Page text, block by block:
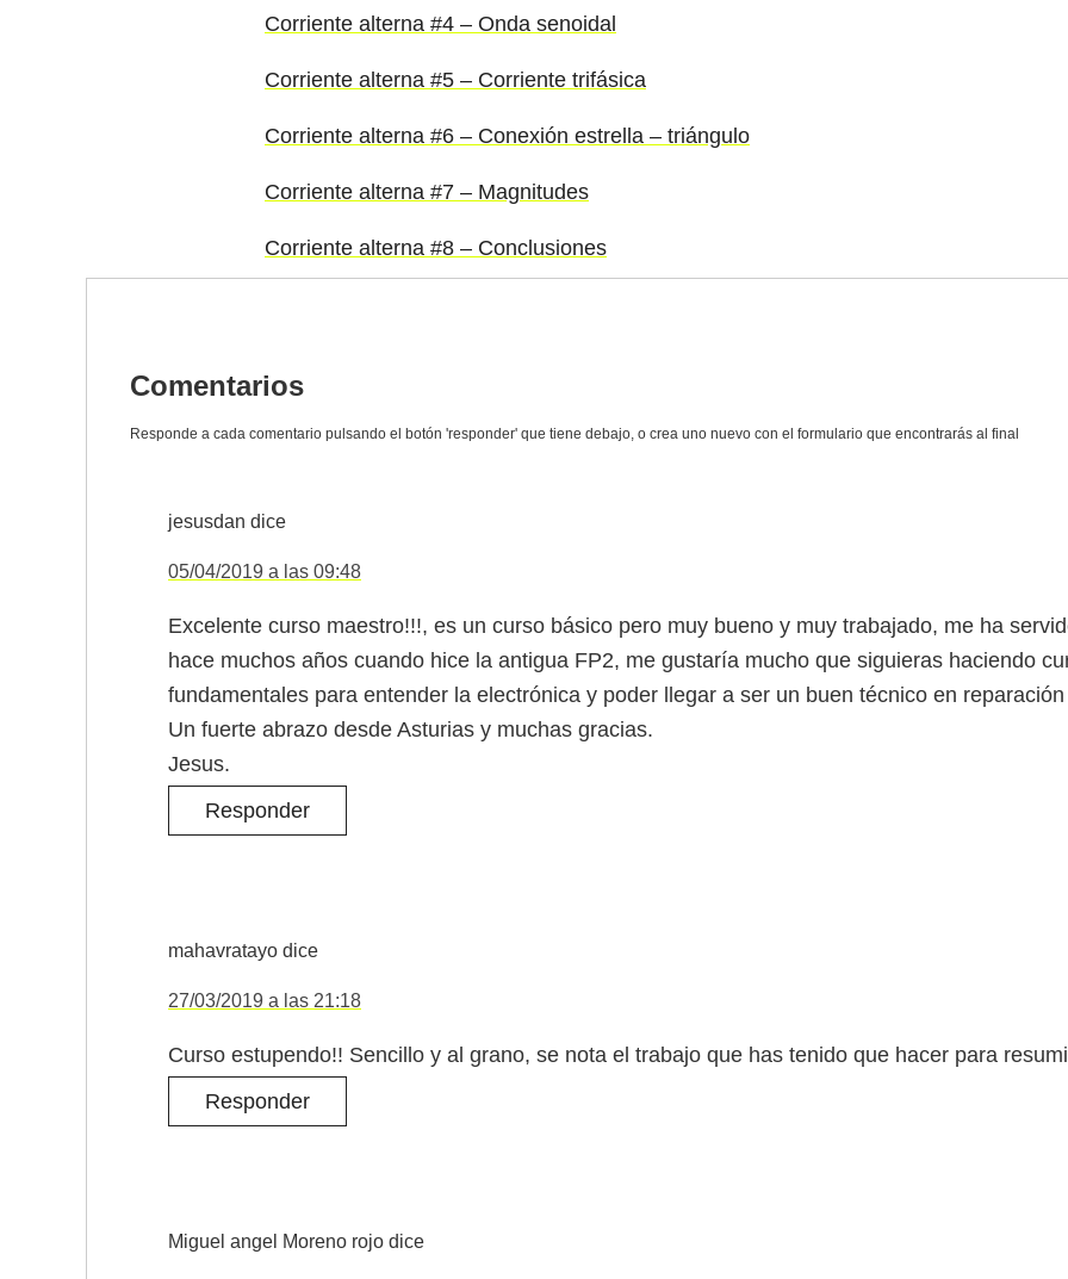
Corriente alterna #4 – Onda senoidal
Corriente alterna #5 – Corriente trifásica
Corriente alterna #6 – Conexión estrella – triángulo
Corriente alterna #7 – Magnitudes
Corriente alterna #8 – Conclusiones
Comentarios
jesusdan dice
05/04/2019 a las 09:48
Excelente curso maestro!!!, es un curso básico pero muy bueno y muy trabajado, me ha
hace muchos años cuando hice la antigua FP2, me gustaría mucho que siguieras haciendo
fundamentales para entender la electrónica y poder llegar a ser un buen técnico en
Un fuerte abrazo desde Asturias y muchas gracias.
Jesus.
Responder
mahavratayo dice
27/03/2019 a las 21:18
Curso estupendo!! Sencillo y al grano, se nota el trabajo que has tenido que hacer para
Responder
Miguel angel Moreno rojo dice